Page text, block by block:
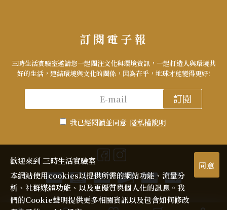
訂閱電子報
三時生活實驗室邀請您一起關注文化與環境資訊，一起打造人與環境共
好的生活，連結環境與文化的關係，因為在乎，地球才能變得更好!
訂閱
我已經閱讀並同意 隱私權說明
同意
歡迎來到 三時生活實驗室
本網站使用cookies以提供所需的網站功能、流量分
析、社群媒體功能、以及更優質與個人化的訊息。我
們的Cookie聲明提供更多相關資訊以及包含如何修改